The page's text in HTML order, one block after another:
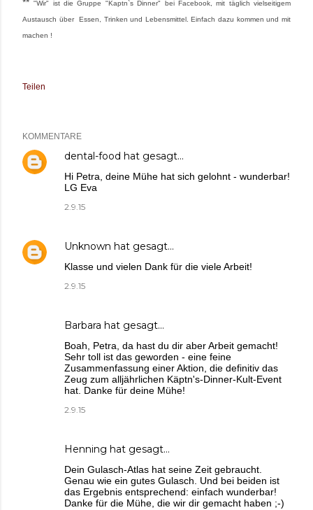
"Wir" ist die Gruppe "Kaptn`s Dinner" bei Facebook, mit täglich vielseitigem
Austausch über Essen, Trinken und Lebensmittel. Einfach dazu kommen und mit
machen !
Teilen
KOMMENTARE
dental-food hat gesagt…
Hi Petra, deine Mühe hat sich gelohnt - wunderbar!
LG Eva
2.9.15
Unknown hat gesagt…
Klasse und vielen Dank für die viele Arbeit!
2.9.15
Barbara hat gesagt…
Boah, Petra, da hast du dir aber Arbeit gemacht!
Sehr toll ist das geworden - eine feine
Zusammenfassung einer Aktion, die definitiv das
Zeug zum alljährlichen Käptn's-Dinner-Kult-Event
hat. Danke für deine Mühe!
2.9.15
Henning hat gesagt…
Dein Gulasch-Atlas hat seine Zeit gebraucht.
Genau wie ein gutes Gulasch. Und bei beiden ist
das Ergebnis entsprechend: einfach wunderbar!
Danke für die Mühe, die wir dir gemacht haben ;-)